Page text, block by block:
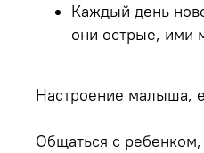
Каждый день
они острые, ими
Настроение малыша,
Общаться с